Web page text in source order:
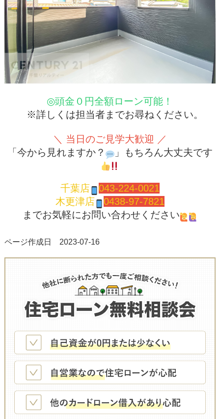
◎頭金０円全額ローン可能！
※詳しくは担当者までお尋ねください。
＼ 当日のご見学大歓迎 ／
「今から見れますか？
」もちろん大丈夫です
千葉店
043-224-0021
木更津店
0438-97-7821
までお気軽にお問い合わせください
ページ作成日 2023-07-16